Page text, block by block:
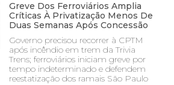
Greve Dos Ferroviários Amplia
Críticas À Privatização Menos De
Duas Semanas Após Concessão
Governo precisou recorrer à CPTM
após incêndio em trem da Trivia
Trens; ferroviários iniciam greve por
tempo indeterminado e defendem
reestatização dos ramais São Paulo